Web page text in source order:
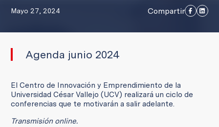
Mayo 27, 2024 Compartir
Agenda junio 2024
El Centro de Innovación y Emprendimiento de la
Universidad César Vallejo (UCV) realizará un ciclo de
conferencias que te motivarán a salir adelante.
Transmisión online.